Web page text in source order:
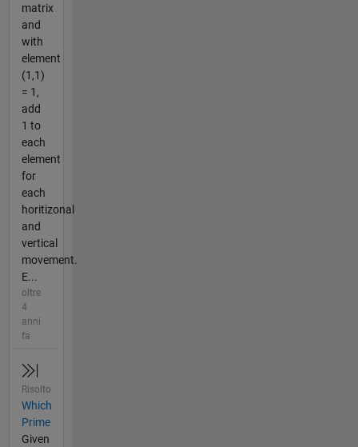
matrix
and
with
element
(1,1)
= 1,
add
1 to
each
element
for
each
horitizonal
and
vertical
movement.
E...
oltre
4
anni
fa
Risolto
Which
Prime
Given